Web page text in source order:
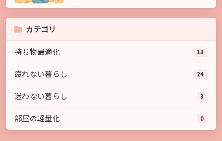
カテゴリ
持ち物最適化 13
疲れない暮らし 24
迷わない暮らし 3
部屋の軽量化 0